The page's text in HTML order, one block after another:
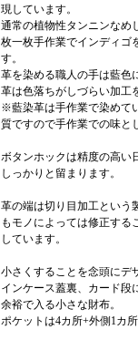
現しています。
通常の植物性タンニンなめ
枚一枚手作業でインディゴ
す。
革を染める職人の手は藍色
革は色落ちがしづらい加工
※藍染革は手作業で染めて
質ですので手作業での味と
ボタンホックは精度の高い
しっかりと留まります。
革の端は切り目加工という
もモノによっては修正する
しています。
小さくすることを念頭にデ
インケース蓋裏、カード段
余裕で入る小さな財布。
ポケットは4カ所+外側1カ所